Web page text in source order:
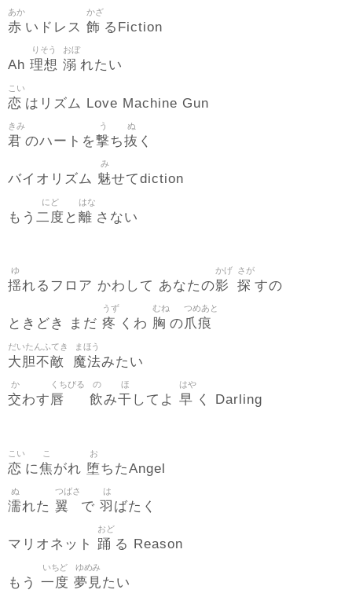
赤
あか
いドレス 飾
かざ
るFiction
Ah 理想
りそう
溺
おぼ
れたい
恋
こい
はリズム Love Machine Gun
君
きみ
のハートを撃
う
ち抜
ぬ
く
バイオリズム 魅
み
せてdiction
もう 二度
にど
と 離
はな
さない
揺
ゆ
れるフロア かわして あなたの影
かげ
探
さが
すの
ときどき まだ 疼
うず
くわ 胸
むね
の爪痕
つめあと
大胆不敵
だいたんふてき
魔法
まほう
みたい
交
か
わす唇
くちびる
飲
の
み干
ほ
してよ 早
はや
く Darling
恋
こい
に焦
こ
がれ 堕
お
ちたAngel
濡
ぬ
れた 翼
つばさ
で 羽
は
ばたく
マリオネット 踊
おど
る Reason
もう 一度
いちど
夢見
ゆめみ
たい